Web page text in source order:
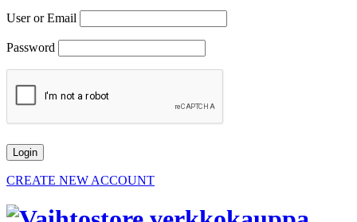
User or Email
Password
CREATE NEW ACCOUNT